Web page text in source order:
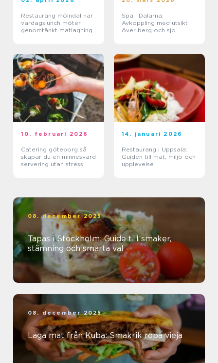
Restaurang mölndal när
vardagslunch möter
genomtänkt matlagning
Spa i Dalarna:
Avkoppling med utsikt
över berg och sjö
10. februari 2026
Catering göteborg så
skapar du en minnesvärd
servering utan stress
14. januari 2026
Restaurang i Uppsala:
Guiden till mat, miljö och
upplevelse
08. december 2025
Tapas i Stockholm: Guide till smaker,
stämning och smarta val
08. december 2025
Laga mat från Kuba: Smakrik ropa vieja